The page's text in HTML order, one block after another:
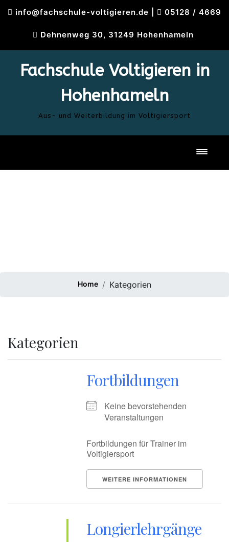
info@fachschule-voltigieren.de 05128 / 4669
Dehnenweg 30, 31249 Hohenhameln
Fachschule Voltigieren in
Hohenhameln
Aus- und Weiterbildung im Voltigiersport
Home Kategorien
Kategorien
Fortbildungen
Keine bevorstehenden
Veranstaltungen
Fortbildungen für Trainer im
Voltigiersport
WEITERE INFORMATIONEN
Longierlehrgänge